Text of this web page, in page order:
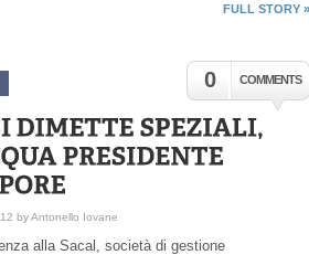
FULL STORY »
0 COMMENTS
by Antonello Iovane
alla Sacal, società di gestione